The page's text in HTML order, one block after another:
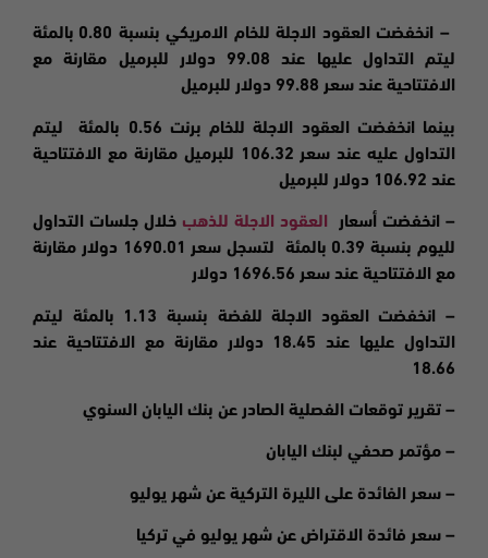
– انخفضت
العقود الاجلة للخام الامريكي بنسبة 0.80 بالمئة
ليتم التداول عليها عند 99.08 دولار للبرميل مقارنة مع
الافتتاحية عند سعر 99.88 دولار للبرميل
بينما انخفضت العقود الاجلة للخام برنت 0.56 بالمئة ليتم
التداول عليه عند سعر 106.32 للبرميل مقارنة مع الافتتاحية
عند 106.92 دولار للبرميل
– انخفضت أسعار العقود الاجلة للذهب خلال جلسات التداول
لليوم بنسبة 0.39 بالمئة لتسجل سعر 1690.01 دولار مقارنة
مع الافتتاحية عند سعر 1696.56 دولار
– انخفضت
العقود الاجلة للفضة بنسبة 1.13 بالمئة ليتم
التداول عليها عند 18.45 دولار مقارنة مع الافتتاحية عند
18.66
– تقرير توقعات الفصلية الصادر عن بنك اليابان السنوي
– مؤتمر صحفي لبنك اليابان
– سعر الفائدة على الليرة التركية عن شهر يوليو
– سعر فائدة الاقتراض عن شهر يوليو في تركيا